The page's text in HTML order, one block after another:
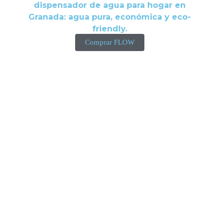
dispensador de agua para hogar en
Granada: agua pura, económica y eco-
friendly.
Comprar FLOW